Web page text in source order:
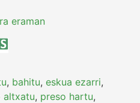
eraman
, bahitu,eskua ezarri,
altxatu, preso hartu,